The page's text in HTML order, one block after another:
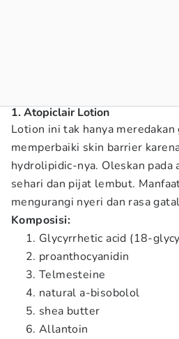
1. Atopiclair Lotion
Lotion ini tak hanya
memperbaiki skin barrier
hydrolipidic-nya. Oleskan pada
sehari dan pijat lembut.
mengurangi nyeri dan rasa
Komposisi:
Glycyrrhetic acid (18-
proanthocyanidin
Telmesteine
natural a-bisobolol
shea butter
Allantoin